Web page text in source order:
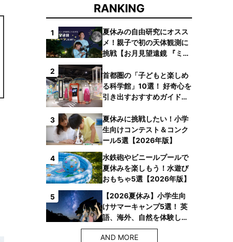
RANKING
1
夏休みの自由研究にオスス
メ！親子で初の天体観測に
挑戦【お月見望遠鏡 『ミル
2
首都圏の「子どもと楽しめ
る科学館」10選！ 好奇心を
引き出すおすすめガイドブ
3
夏休みに挑戦したい！小学
生向けコンテスト＆コンク
ール5選【2026年版】
4
水鉄砲やビニールプールで
夏休みを楽しもう！水遊び
おもちゃ5選【2026年版】
5
【2026夏休み】小学生向
けサマーキャンプ5選！ 英
語、海外、自然を体験しよ
う！
AND MORE